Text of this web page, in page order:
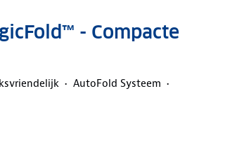
- Compacte
AutoFold Systeem